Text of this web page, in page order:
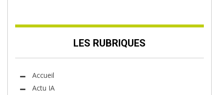
LES RUBRIQUES
Accueil
Actu IA